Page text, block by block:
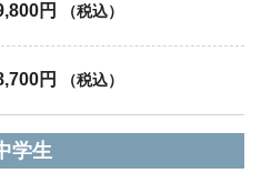
円 （税込）
円 （税込）
学生